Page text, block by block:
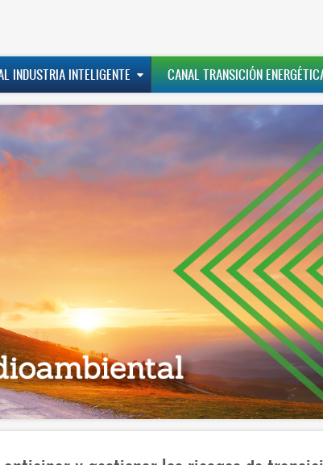
INDUSTRIA INTELIGENTE CANAL TRANSICIÓN